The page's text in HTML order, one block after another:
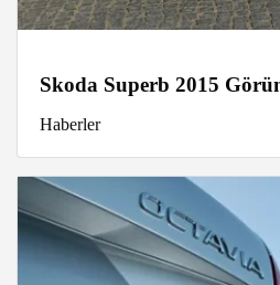
Skoda Superb 2015
Haberler